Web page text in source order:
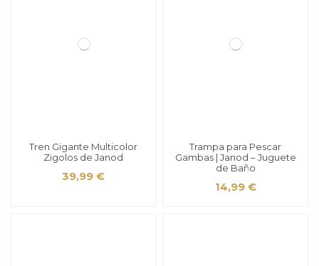
Tren Gigante Multicolor
Zigolos de Janod
39,99 €
Trampa para Pescar
Gambas | Janod – Juguete
de Baño
14,99 €